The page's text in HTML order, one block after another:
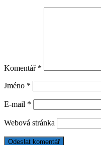
Komentář *
Jméno *
E-mail *
Webová stránka